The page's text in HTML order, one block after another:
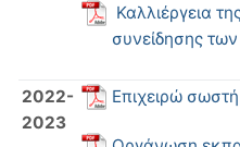
Καλλιέργεια
συνείδησης
2022-
2023
Επιχειρώ